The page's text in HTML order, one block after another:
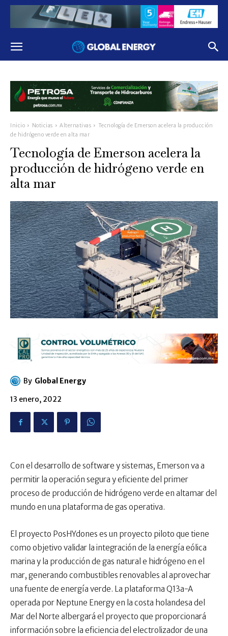
Inicio Noticias Alternativas
Tecnología de Emerson acelera la producción
de hidrógeno verde en alta mar
Tecnología de Emerson acelera la
producción de hidrógeno verde en
alta mar
By Global Energy
13 enero, 2022
Con el desarrollo de software y sistemas, Emerson va a
permitir la operación segura y eficiente del primer
proceso de producción de hidrógeno verde en altamar del
mundo en una plataforma de gas operativa.
El proyecto PosHYdones es un proyecto piloto que tiene
como objetivo validar la integración de la energía eólica
marina y la producción de gas natural e hidrógeno en el
mar, generando combustibles renovables al aprovechar
una fuente de energía verde. La plataforma Q13a-A
operada por Neptune Energy en la costa holandesa del
Mar del Norte albergará el proyecto que proporcionará
información sobre la eficiencia del electrolizador de una